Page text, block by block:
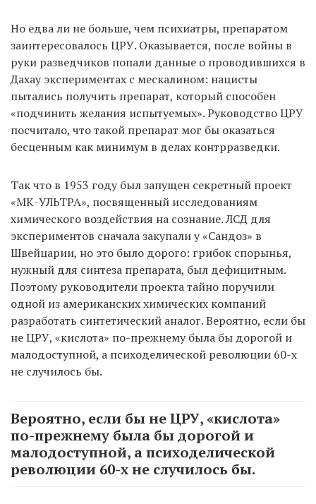
Но едва ли не больше, чем психиатры, препаратом
заинтересовалось ЦРУ. Оказывается, после войны в
руки разведчиков попали данные о проводившихся в
Дахау экспериментах с мескалином: нацисты
пытались получить препарат, который способен
«подчинить желания испытуемых». Руководство ЦРУ
посчитало, что такой препарат мог бы оказаться
бесценным как минимум в делах контрразведки.
Так что в 1953 году был запущен секретный проект
«МК-УЛЬТРА», посвященный исследованиям
химического воздействия на сознание. ЛСД для
экспериментов сначала закупали у «Сандоз» в
Швейцарии, но это было дорого: грибок спорынья,
нужный для синтеза препарата, был дефицитным.
Поэтому руководители проекта тайно поручили
одной из американских химических компаний
разработать синтетический аналог. Вероятно, если бы
не ЦРУ, «кислота» по-прежнему была бы дорогой и
малодоступной, а психоделической революции 60-х
не случилось бы.
Вероятно, если бы не ЦРУ, «кислота»
по-прежнему была бы дорогой и
малодоступной, а психоделической
революции 60-х не случилось бы.